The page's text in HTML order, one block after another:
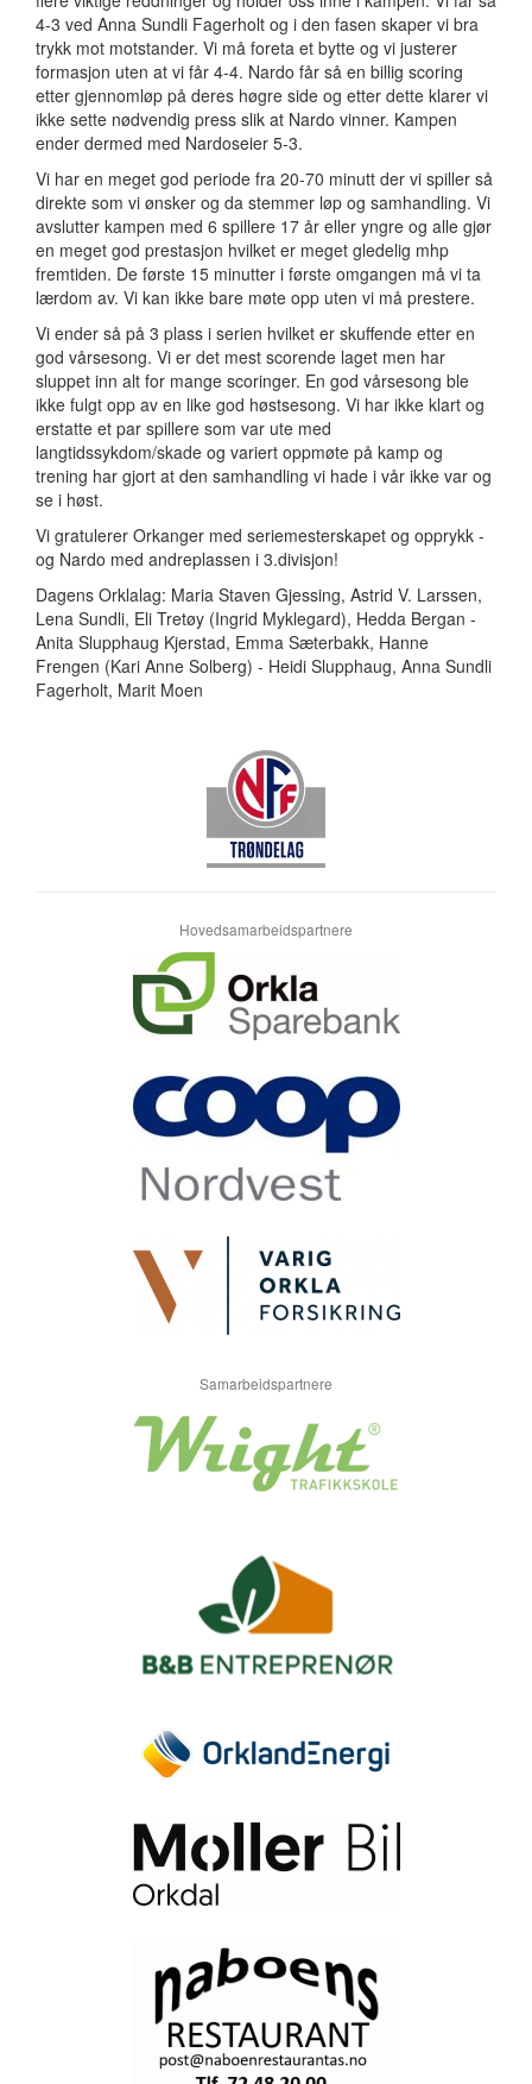
4-3 ved Anna Sundli Fagerholt og i den fasen skaper vi bra
trykk mot motstander. Vi må foreta et bytte og vi justerer
formasjon uten at vi får 4-4. Nardo får så en billig scoring
etter gjennomløp på deres høgre side og etter dette klarer vi
ikke sette nødvendig press slik at Nardo vinner. Kampen
ender dermed med Nardoseier 5-3.
Vi har en meget god periode fra 20-70 minutt der vi spiller så
direkte som vi ønsker og da stemmer løp og samhandling. Vi
avslutter kampen med 6 spillere 17 år eller yngre og alle gjør
en meget god prestasjon hvilket er meget gledelig mhp
fremtiden. De første 15 minutter i første omgangen må vi ta
lærdom av. Vi kan ikke bare møte opp uten vi må prestere.
Vi ender så på 3 plass i serien hvilket er skuffende etter en
god vårsesong. Vi er det mest scorende laget men har
sluppet inn alt for mange scoringer. En god vårsesong ble
ikke fulgt opp av en like god høstsesong. Vi har ikke klart og
erstatte et par spillere som var ute med
langtidssykdom/skade og variert oppmøte på kamp og
trening har gjort at den samhandling vi hade i vår ikke var og
se i høst.
Vi gratulerer Orkanger med seriemesterskapet og opprykk -
og Nardo med andreplassen i 3.divisjon!
Dagens Orklalag: Maria Staven Gjessing, Astrid V. Larssen,
Lena Sundli, Eli Tretøy (Ingrid Myklegard), Hedda Bergan -
Anita Slupphaug Kjerstad, Emma Sæterbakk, Hanne
Frengen (Kari Anne Solberg) - Heidi Slupphaug, Anna Sundli
Fagerholt, Marit Moen
Hovedsamarbeidspartnere
Samarbeidspartnere